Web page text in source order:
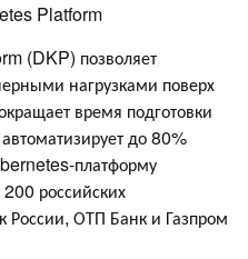
Platform
(DKP) позволяет
нагрузками поверх
время подготовки
до 80%
платформу
российских
России, ОТП Банк и Газпром